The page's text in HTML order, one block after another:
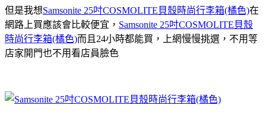
但是我想Samsonite 25吋COSMOLITE貝殼時尚行李箱(橘色)在
網路上買應該會比較便宜， Samsonite 25吋COSMOLITE貝殼
時尚行李箱(橘色)而且24小時都能買，上網慢慢挑選，不用等
店家開門也不用看店員臉色